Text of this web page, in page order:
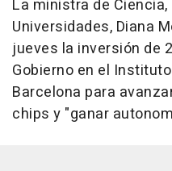
La ministra de
Universidades, Diana
jueves la inversión de
Gobierno en el
Barcelona para
chips y "ganar